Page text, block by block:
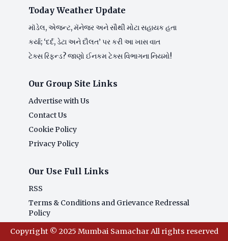
Today Weather Update
મૉડેલ, એજન્ટ, મૅનેજર અને સૌથી મોટા સહાયક હતા
કર્યા; ‘દર્દ, ડેટા અને દૌલત’ પર કરી આ ખાસ વાત
ટેક્સ રિફન્ડ? જાણો ઈનકમ ટેક્સ વિભાગના નિયમો!
Our Group Site Links
Advertise with Us
Contact Us
Cookie Policy
Privacy Policy
Our Use Full Links
RSS
Terms & Conditions and Grievance Redressal
Policy
Copyright © 2025 Mumbai Samachar All rights reserved